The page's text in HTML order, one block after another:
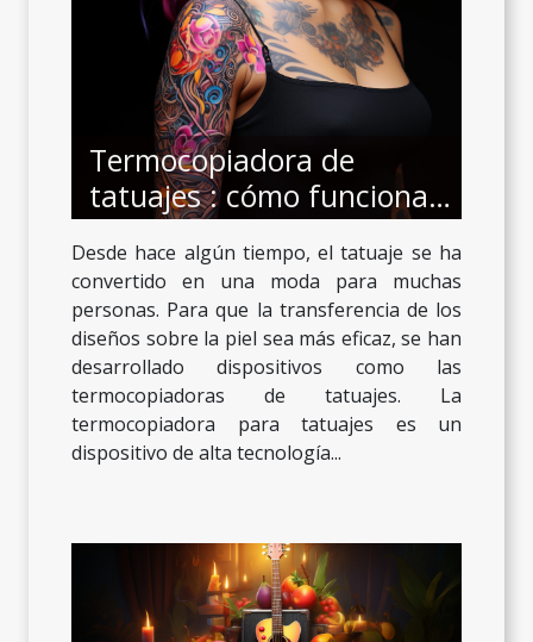
Termocopiadora de
tatuajes : cómo funciona,
ventajas y criterios de
elección
Desde hace algún tiempo, el tatuaje se ha
convertido en una moda para muchas
personas. Para que la transferencia de los
diseños sobre la piel sea más eficaz, se han
desarrollado dispositivos como las
termocopiadoras de tatuajes. La
termocopiadora para tatuajes es un
dispositivo de alta tecnología...